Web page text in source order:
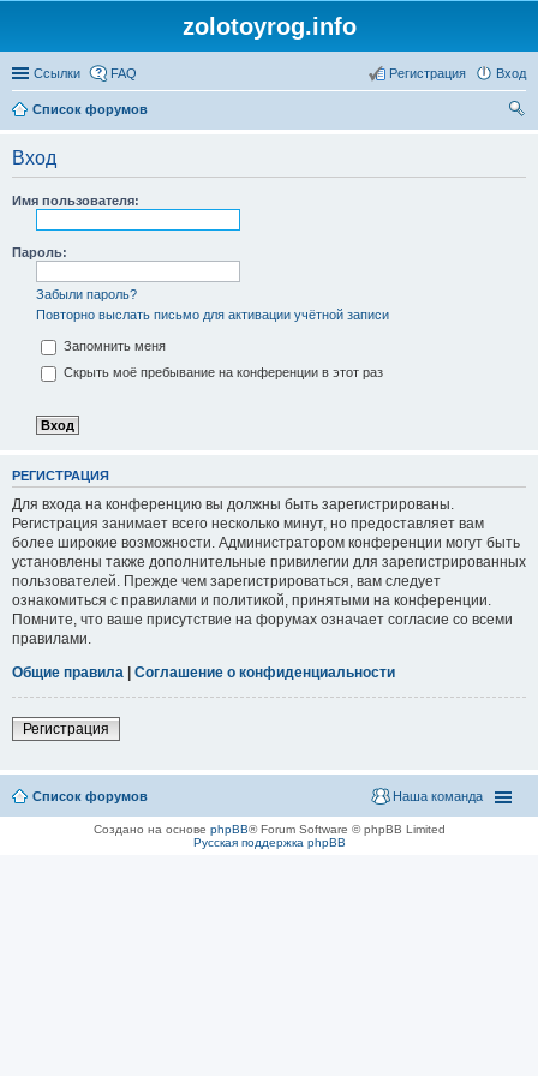
zolotoyrog.info
Ссылки FAQ Вход
Регистрация
Список форумов
Вход
Имя пользователя:
Пароль:
Забыли пароль?
Повторно выслать письмо для активации учётной записи
Запомнить меня
Скрыть моё пребывание на конференции в этот раз
РЕГИСТРАЦИЯ
Для входа на конференцию вы должны быть зарегистрированы.
Регистрация занимает всего несколько минут, но предоставляет вам
более широкие возможности. Администратором конференции могут быть
установлены также дополнительные привилегии для зарегистрированных
пользователей. Прежде чем зарегистрироваться, вам следует
ознакомиться с правилами и политикой, принятыми на конференции.
Помните, что ваше присутствие на форумах означает согласие со всеми
правилами.
Общие правила | Соглашение о конфиденциальности
Регистрация
Список форумов Наша команда
Создано на основе phpBB® Forum Software © phpBB Limited
Русская поддержка phpBB